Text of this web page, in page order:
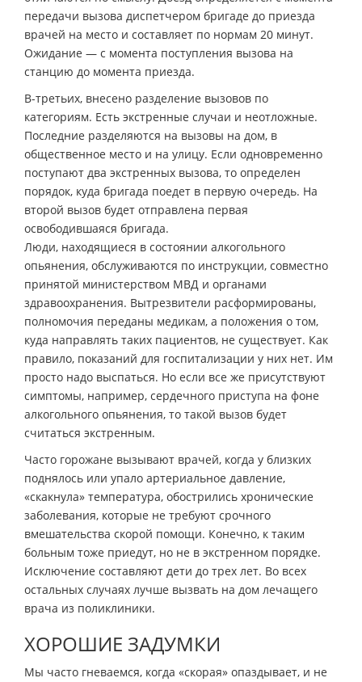
передачи вызова диспетчером бригаде до приезда
врачей на место и составляет по нормам 20 минут.
Ожидание — с момента поступления вызова на
станцию до момента приезда.
В-третьих, внесено разделение вызовов по
категориям. Есть экстренные случаи и неотложные.
Последние разделяются на вызовы на дом, в
общественное место и на улицу. Если одновременно
поступают два экстренных вызова, то определен
порядок, куда бригада поедет в первую очередь. На
второй вызов будет отправлена первая
освободившаяся бригада.
Люди, находящиеся в состоянии алкогольного
опьянения, обслуживаются по инструкции, совместно
принятой министерством МВД и органами
здравоохранения. Вытрезвители расформированы,
полномочия переданы медикам, а положения о том,
куда направлять таких пациентов, не существует. Как
правило, показаний для госпитализации у них нет. Им
просто надо выспаться. Но если все же присутствуют
симптомы, например, сердечного приступа на фоне
алкогольного опьянения, то такой вызов будет
считаться экстренным.
Часто горожане вызывают врачей, когда у близких
поднялось или упало артериальное давление,
«скакнула» температура, обострились хронические
заболевания, которые не требуют срочного
вмешательства скорой помощи. Конечно, к таким
больным тоже приедут, но не в экстренном порядке.
Исключение составляют дети до трех лет. Во всех
остальных случаях лучше вызвать на дом лечащего
врача из поликлиники.
ХОРОШИЕ ЗАДУМКИ
Мы часто гневаемся, когда «скорая» опаздывает, и не